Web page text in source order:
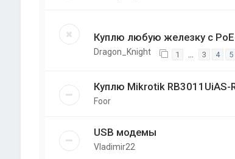
Куплю любую железку с
Dragon_Knight 1 … 3 4 5
Куплю Mikrotik RB3011UiAS-
Foor
USB модемы
Vladimir22